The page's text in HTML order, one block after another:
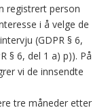
registrert person
i å velge de
(GDPR § 6,
§ 6, del 1 a) p)). På
vi de innsendte
tre måneder etter